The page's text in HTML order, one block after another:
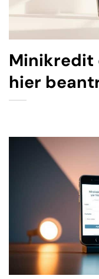
Minikredit
hier